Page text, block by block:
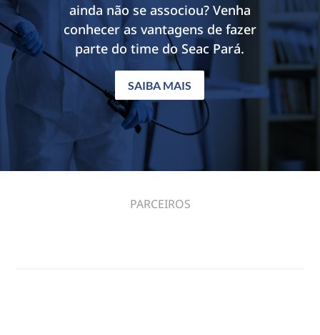
ainda não se associou? Venha
conhecer as vantagens de fazer
parte do time do Seac Pará.
SAIBA MAIS
PARCEIROS